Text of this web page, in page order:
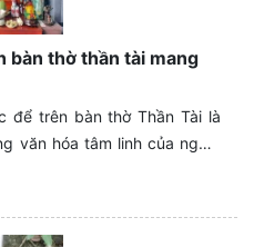
bàn thờ thần tài mang
để trên bàn thờ Thần Tài là
văn hóa tâm linh của người
nụ cười hiền hậu, bụng to
mắn, tài lộc và sung túc,
điều tốt đẹp cho gia chủ.